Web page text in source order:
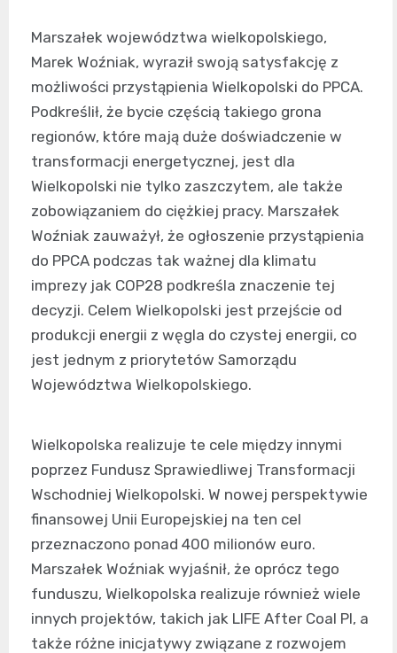
Marszałek województwa wielkopolskiego,
Marek Woźniak, wyraził swoją satysfakcję z
możliwości przystąpienia Wielkopolski do PPCA.
Podkreślił, że bycie częścią takiego grona
regionów, które mają duże doświadczenie w
transformacji energetycznej, jest dla
Wielkopolski nie tylko zaszczytem, ale także
zobowiązaniem do ciężkiej pracy. Marszałek
Woźniak zauważył, że ogłoszenie przystąpienia
do PPCA podczas tak ważnej dla klimatu
imprezy jak COP28 podkreśla znaczenie tej
decyzji. Celem Wielkopolski jest przejście od
produkcji energii z węgla do czystej energii, co
jest jednym z priorytetów Samorządu
Województwa Wielkopolskiego.
Wielkopolska realizuje te cele między innymi
poprzez Fundusz Sprawiedliwej Transformacji
Wschodniej Wielkopolski. W nowej perspektywie
finansowej Unii Europejskiej na ten cel
przeznaczono ponad 400 milionów euro.
Marszałek Woźniak wyjaśnił, że oprócz tego
funduszu, Wielkopolska realizuje również wiele
innych projektów, takich jak LIFE After Coal Pl, a
także różne inicjatywy związane z rozwojem